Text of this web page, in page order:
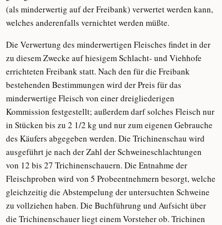
(als minderwertig auf der Freibank) verwertet werden kann,
welches anderenfalls vernichtet werden müßte.
Die Verwertung des minderwertigen Fleisches findet in der
zu diesem Zwecke auf hiesigem Schlacht- und Viehhofe
errichteten Freibank statt. Nach den für die Freibank
bestehenden Bestimmungen wird der Preis für das
minderwertige Fleisch von einer dreigliederigen
Kommission festgestellt; außerdem darf solches Fleisch nur
in Stücken bis zu 2 1/2 kg und nur zum eigenen Gebrauche
des Käufers abgegeben werden. Die Trichinenschau wird
ausgeführt je nach der Zahl der Schweineschlachtungen
von 12 bis 27 Trichinenschauern. Die Entnahme der
Fleischproben wird von 5 Probeentnehmern besorgt, welche
gleichzeitig die Abstempelung der untersuchten Schweine
zu vollziehen haben. Die Buchführung und Aufsicht über
die Trichinenschauer liegt einem Vorsteher ob. Trichinen